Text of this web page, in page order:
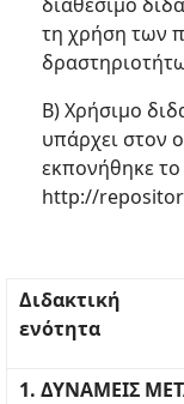
τη χρήση των
Β) Χρήσιμο
υπάρχει στον
εκπονήθηκε
http://
Διδακτική
ενότητα
1. ΔΥΝΑΜΕΙΣ